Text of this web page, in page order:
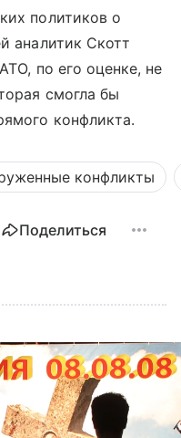
политиков о
аналитик Скотт
по его оценке, не
смогла бы
конфликта.
конфликты
Поделиться